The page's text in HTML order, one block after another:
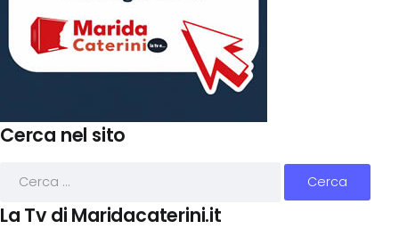
Cerca nel sito
La Tv di Maridacaterini.it